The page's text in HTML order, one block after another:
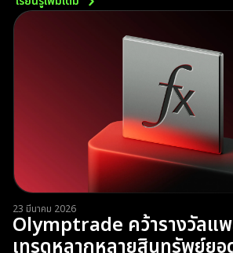
23 มีนาคม 2026
Olymptrade คว้ารางวัลแ